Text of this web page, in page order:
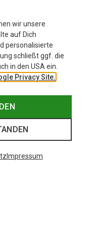
Odlo
wir unsere
auf Dich
personalisierte
schließt ggf. die
in den USA ein.
Privacy Site.
Impressum